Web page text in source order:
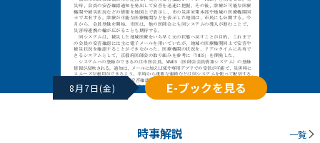
8月7日(金) E-ブックを見る
時事解説 一覧